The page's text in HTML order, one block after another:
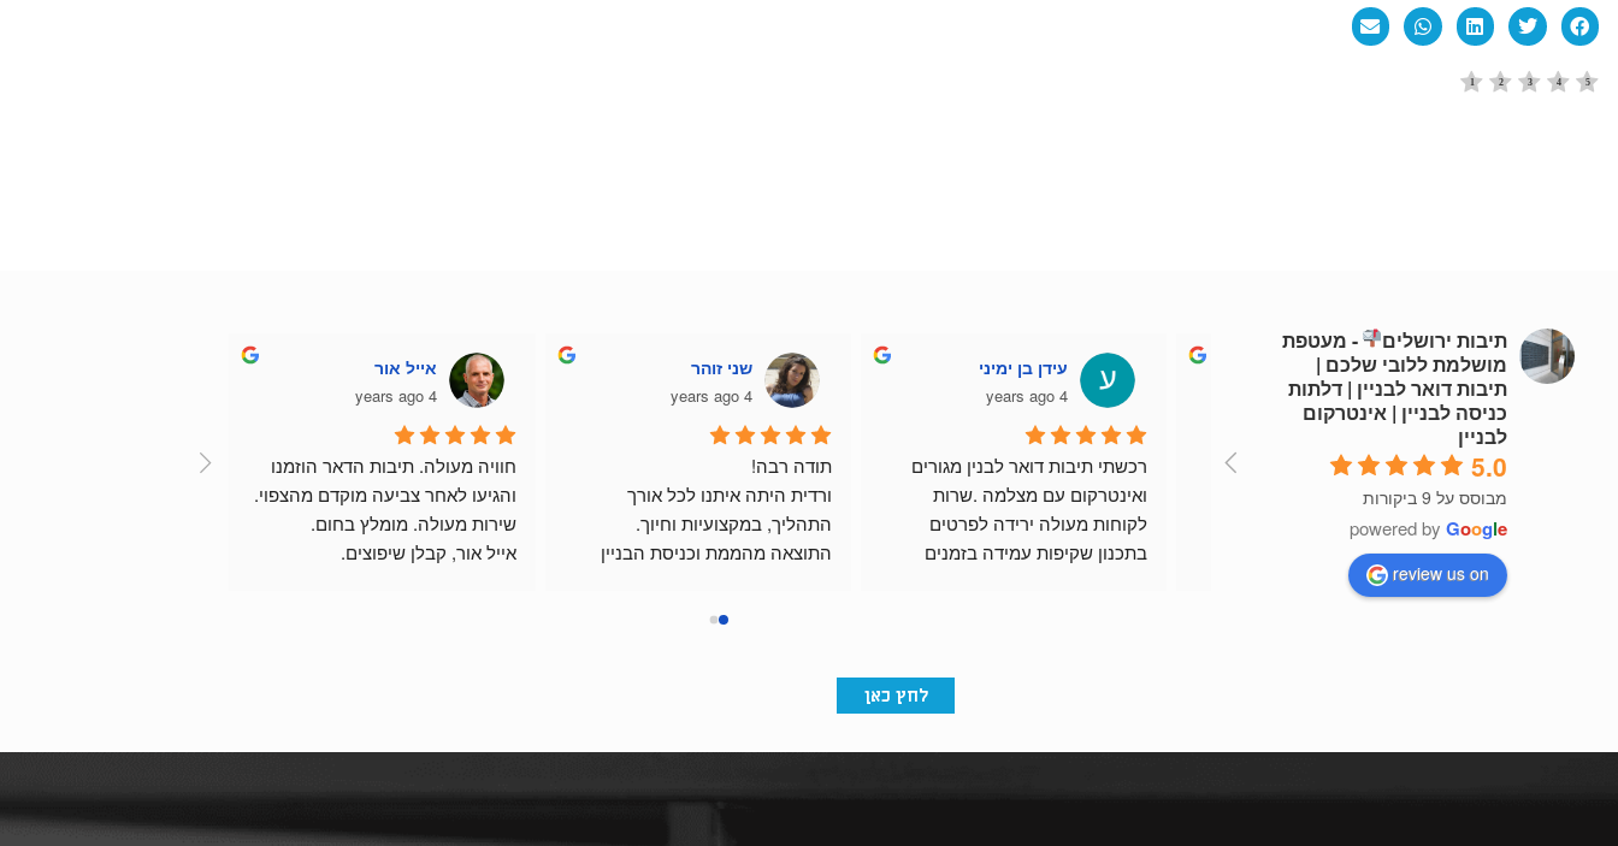
תיבות ירושלים
- מעטפת
מושלמת ללובי שלכם |
תיבות דואר לבניין | דלתות
כניסה לבניין | אינטרקום
לבניין
5.0
מבוסס על 9 ביקורות
powered by Google
review us on
nicolelewis002
4 years ago
שירות מהיר וזמין
עידן בן ימיני
4 years ago
ואינטרקום עם מצלמה .שרות
שני זוהר
4 years ago
תודה רבה!
ורדית היתה איתנו לכל אורך
התהליך, במקצועיות וחיוך.
אייל אור
4 years ago
והגיעו לאחר צביעה מוקדם מהצפוי.
שירות מעולה. מומלץ בחום.
אייל אור, קבלן שיפוצים.
לחץ כאן